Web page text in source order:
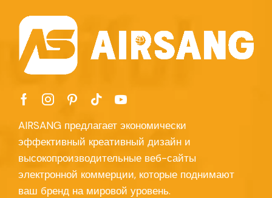
AIRSANG предлагает экономически
эффективный креативный дизайн и
высокопроизводительные веб-сайты
электронной коммерции, которые поднимают
ваш бренд на мировой уровень.